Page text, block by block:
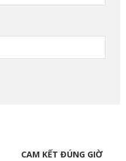
CAM KẾT ĐÚNG GIỜ